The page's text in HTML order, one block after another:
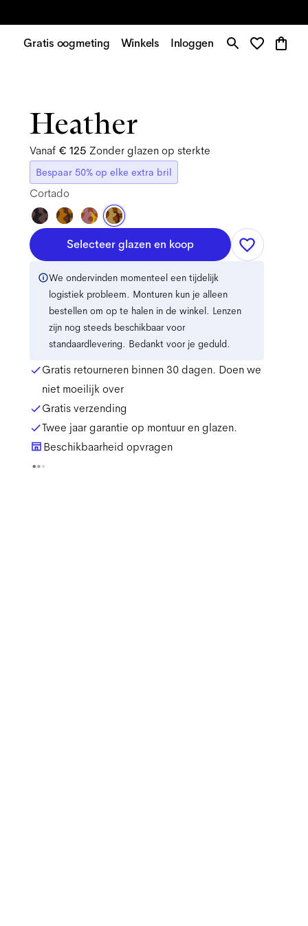
Gratis oogmeting Winkels Inloggen
Heather
Vanaf € 125 Zonder glazen op sterkte
Bespaar 50% op elke extra bril
Cortado
Selecteer glazen en koop
We ondervinden momenteel een tijdelijk
logistiek probleem. Monturen kun je alleen
bestellen om op te halen in de winkel. Lenzen
zijn nog steeds beschikbaar voor
standaardlevering. Bedankt voor je geduld.
Gratis retourneren binnen 30 dagen. Doen we
niet moeilijk over
Gratis verzending
Twee jaar garantie op montuur en glazen.
Beschikbaarheid opvragen